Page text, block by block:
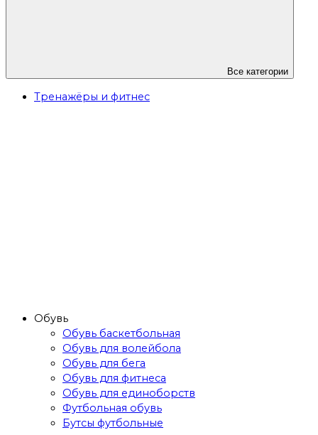
Все категории
Тренажёры и фитнес
Обувь
Обувь баскетбольная
Обувь для волейбола
Обувь для бега
Обувь для фитнеса
Обувь для единоборств
Футбольная обувь
Бутсы футбольные